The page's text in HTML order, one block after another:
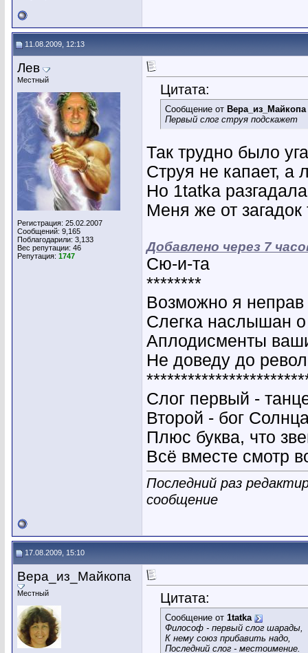
11.08.2009, 12:13
Лев
Местный
Регистрация: 25.02.2007
Сообщений: 9,165
Поблагодарили: 3,133
Вес репутации: 46
Репутация: 1747
Цитата:
Сообщение от Вера_из_Майкопа
Первый слог струя подскажет
Так трудно было
Струя не капает, а
Но 1tatka
Меня же от загадок
Добавлено через 7
Сю-и-та
********
Возможно я неправ
Слегка наслышан
Аплодисменты
Не доведу до
Слог первый -
Второй - бог
Плюс буква, что
Всё вместе смотр
Последний раз
сообщение
17.08.2009, 15:10
Вера_из_Майкопа
Местный Цитата:
Сообщение от 1tatka
Философ - первый слог шарады,
К нему союз прибавить надо,
Последний слог - местоимение.